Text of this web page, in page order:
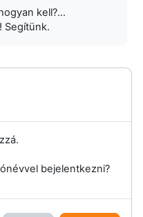
kell?...
Segítünk.
bejelentkezni?